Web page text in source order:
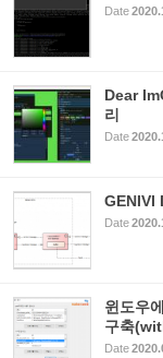
Date
Dear
리
Date
GENIVI
Date
윈도우
구축
Date